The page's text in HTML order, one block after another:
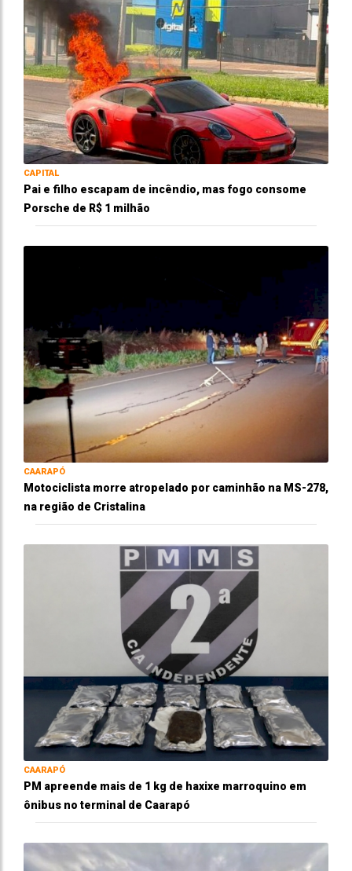
CAPITAL
Pai e filho escapam de incêndio, mas fogo consome
Porsche de R$ 1 milhão
CAARAPÓ
Motociclista morre atropelado por caminhão na MS-278,
na região de Cristalina
CAARAPÓ
PM apreende mais de 1 kg de haxixe marroquino em
ônibus no terminal de Caarapó